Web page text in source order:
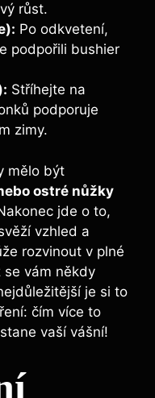
růst.
Po odkvetení,
podpořili bushier
Stříhejte na
podporuje
zimy.
mělo být
ostré nůžky
jde o to,
vzhled a
rozvinout v plné
se vám někdy
je si to
čím více to
vaší vášní!